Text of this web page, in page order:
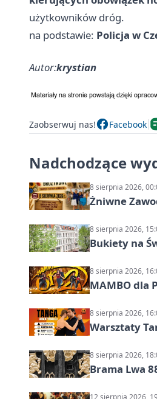
użytkowników dróg.
na podstawie: Policja w
Autor:krystian
Zaobserwuj nas! Facebook
Nadchodzące
8 sierpnia 2026,
Żniwne
8 sierpnia 2026,
Bukiety na
8 sierpnia 2026,
MAMBO dla
8 sierpnia 2026,
Warsztaty
8 sierpnia 2026,
Brama Lwa